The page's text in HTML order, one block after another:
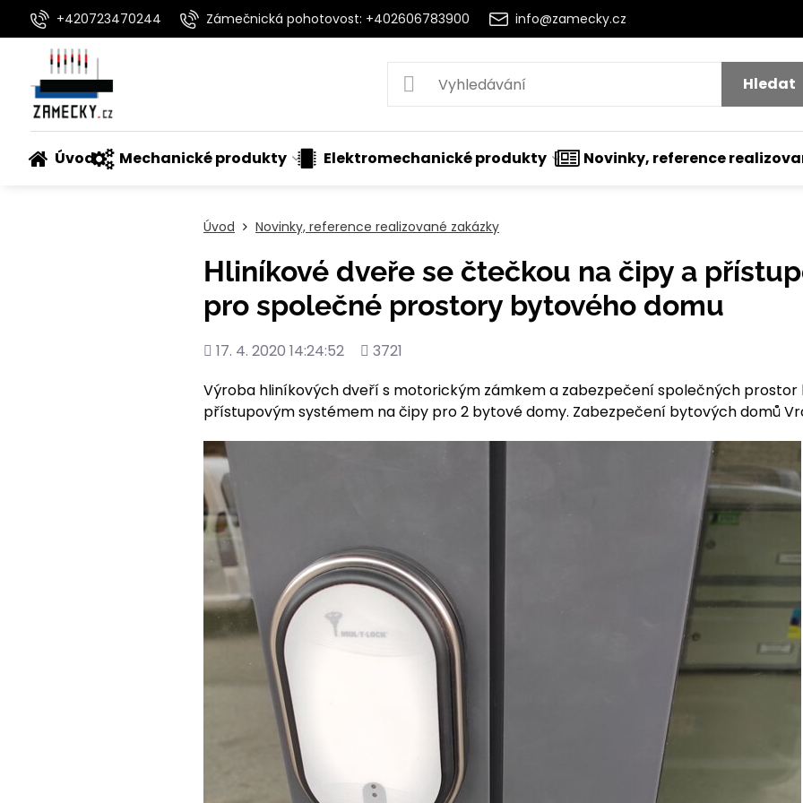
+420723470244 Zámečnická pohotovost: +402606783900 info@zamecky.cz
Hledat
Úvod Mechanické produkty Elektromechanické produkty Novinky, reference
Úvod Novinky, reference realizované zakázky
Hliníkové dveře se čtečkou na čipy a
pro společné prostory bytového domu
Přidáno
17. 4. 2020 14:24:52
Počet
3721
Výroba hliníkových dveří s motorickým zámkem a zabezpečení společných
přístupovým systémem na čipy pro 2 bytové domy. Zabezpečení bytových domů